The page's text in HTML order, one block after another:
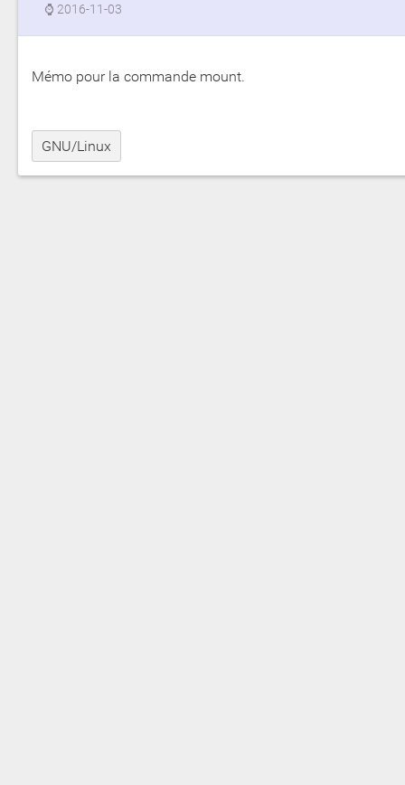
⌚ 2016-11-03
Mémo pour la commande mount.
GNU/Linux